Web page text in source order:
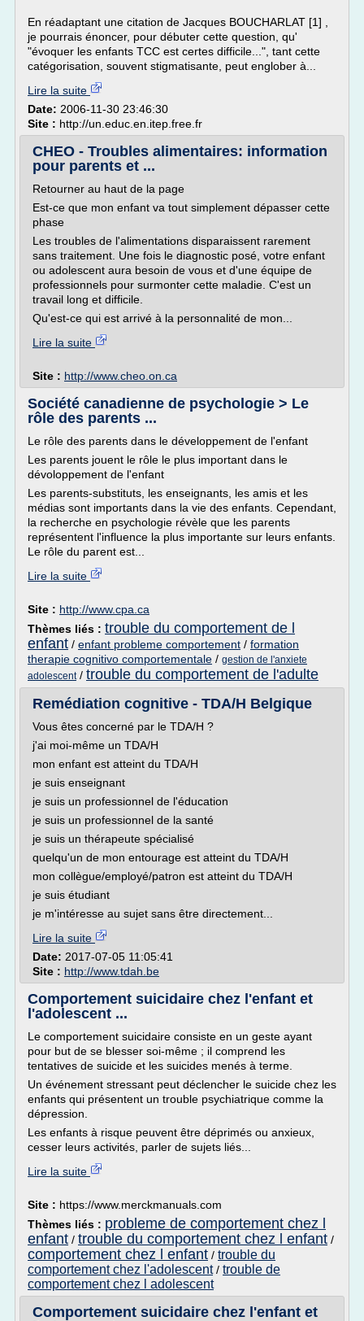
En réadaptant une citation de Jacques BOUCHARLAT [1] ,
je pourrais énoncer, pour débuter cette question, qu'
"évoquer les enfants TCC est certes difficile...", tant cette
catégorisation, souvent stigmatisante, peut englober à...
Lire la suite
Date: 2006-11-30 23:46:30
Site : http://un.educ.en.itep.free.fr
CHEO - Troubles alimentaires: information
pour parents et ...
Retourner au haut de la page
Est-ce que mon enfant va tout simplement dépasser cette
phase
Les troubles de l'alimentations disparaissent rarement
sans traitement. Une fois le diagnostic posé, votre enfant
ou adolescent aura besoin de vous et d'une équipe de
professionnels pour surmonter cette maladie. C'est un
travail long et difficile.
Qu'est-ce qui est arrivé à la personnalité de mon...
Lire la suite
Site : http://www.cheo.on.ca
Société canadienne de psychologie > Le
rôle des parents ...
Le rôle des parents dans le développement de l'enfant
Les parents jouent le rôle le plus important dans le
dévoloppement de l'enfant
Les parents-substituts, les enseignants, les amis et les
médias sont importants dans la vie des enfants. Cependant,
la recherche en psychologie révèle que les parents
représentent l'influence la plus importante sur leurs enfants.
Le rôle du parent est...
Lire la suite
Site : http://www.cpa.ca
Thèmes liés : trouble du comportement de l
enfant / enfant probleme comportement / formation
therapie cognitivo comportementale / gestion de l'anxiete
adolescent/ trouble du comportement de l'adulte
Remédiation cognitive - TDA/H Belgique
Vous êtes concerné par le TDA/H ?
j'ai moi-même un TDA/H
mon enfant est atteint du TDA/H
je suis enseignant
je suis un professionnel de l'éducation
je suis un professionnel de la santé
je suis un thérapeute spécialisé
quelqu'un de mon entourage est atteint du TDA/H
mon collègue/employé/patron est atteint du TDA/H
je suis étudiant
je m'intéresse au sujet sans être directement...
Lire la suite
Date: 2017-07-05 11:05:41
Site : http://www.tdah.be
Comportement suicidaire chez l'enfant et
l'adolescent ...
Le comportement suicidaire consiste en un geste ayant
pour but de se blesser soi-même ; il comprend les
tentatives de suicide et les suicides menés à terme.
Un événement stressant peut déclencher le suicide chez les
enfants qui présentent un trouble psychiatrique comme la
dépression.
Les enfants à risque peuvent être déprimés ou anxieux,
cesser leurs activités, parler de sujets liés...
Lire la suite
Site : https://www.merckmanuals.com
Thèmes liés : probleme de comportement chez l
enfant / trouble du comportement chez l enfant /
comportement chez l enfant / trouble du
comportement chez l'adolescent/ trouble de
comportement chez l adolescent
Comportement suicidaire chez l'enfant et